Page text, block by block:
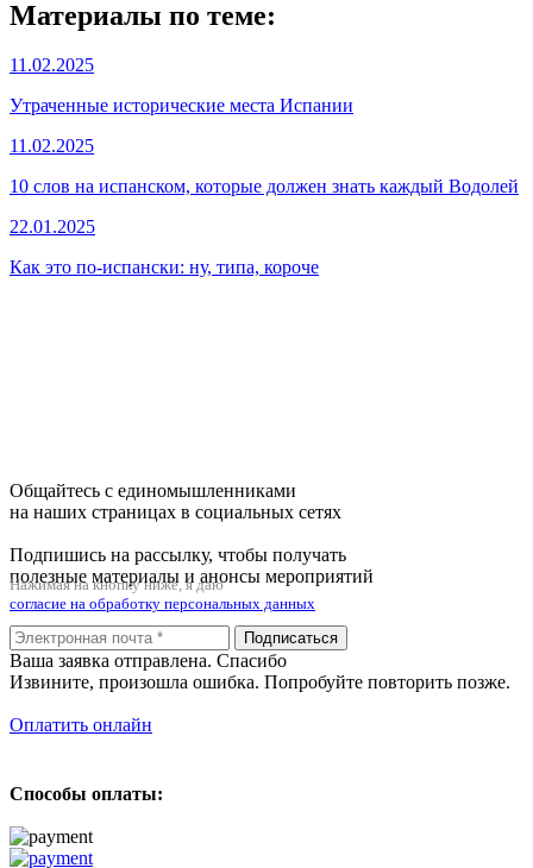
Материалы по теме:
11.02.2025
Утраченные исторические места Испании
11.02.2025
10 слов на испанском, которые должен знать каждый Водолей
22.01.2025
Как это по-испански: ну, типа, короче
Общайтесь с единомышленниками
на наших страницах в социальных сетях
Подпишись на рассылку, чтобы получать
полезные материалы и анонсы мероприятий
Нажимая на кнопку ниже, я даю
согласие на обработку персональных данных
Подписаться
Ваша заявка отправлена. Спасибо
Извините, произошла ошибка. Попробуйте повторить позже.
Оплатить онлайн
Способы оплаты: